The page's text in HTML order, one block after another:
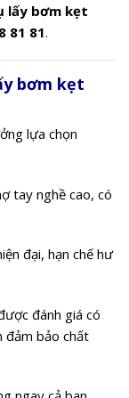
lấy bơm kẹt
81 81.
bơm kẹt
lựa chọn
tay nghề cao, có
đại, hạn chế hư
đánh giá có
bảo chất